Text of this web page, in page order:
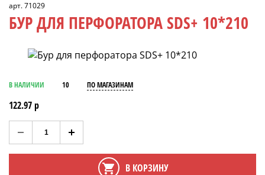
арт. 71029
БУР ДЛЯ ПЕРФОРАТОРА SDS+ 10*210
В НАЛИЧИИ 10 ПО МАГАЗИНАМ
122.97 р
В КОРЗИНУ